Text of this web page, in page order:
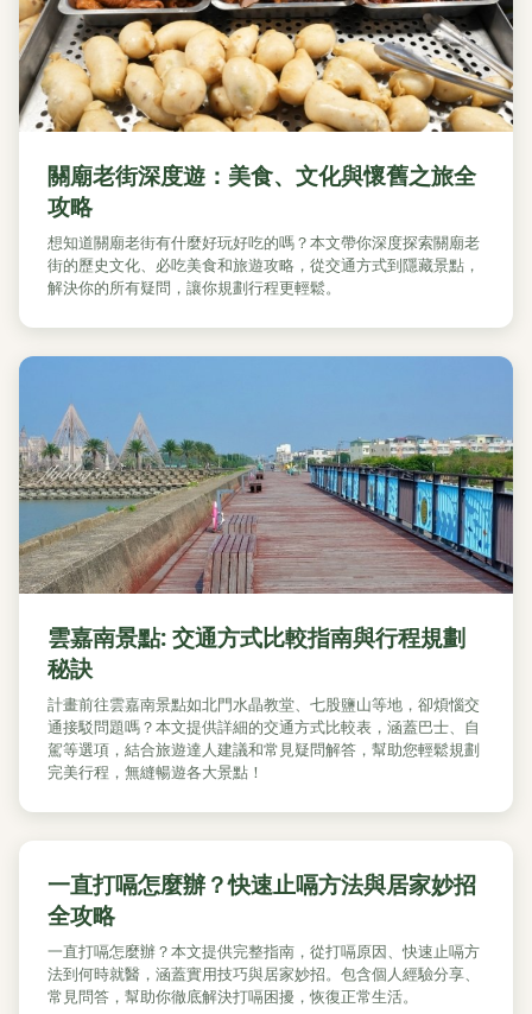
關廟老街深度遊：美食、文化與懷舊之旅全
攻略
想知道關廟老街有什麼好玩好吃的嗎？本文帶你深度探索關廟老
街的歷史文化、必吃美食和旅遊攻略，從交通方式到隱藏景點，
解決你的所有疑問，讓你規劃行程更輕鬆。
雲嘉南景點: 交通方式比較指南與行程規劃
秘訣
計畫前往雲嘉南景點如北門水晶教堂、七股鹽山等地，卻煩惱交
通接駁問題嗎？本文提供詳細的交通方式比較表，涵蓋巴士、自
駕等選項，結合旅遊達人建議和常見疑問解答，幫助您輕鬆規劃
完美行程，無縫暢遊各大景點！
一直打嗝怎麼辦？快速止嗝方法與居家妙招
全攻略
一直打嗝怎麼辦？本文提供完整指南，從打嗝原因、快速止嗝方
法到何時就醫，涵蓋實用技巧與居家妙招。包含個人經驗分享、
常見問答，幫助你徹底解決打嗝困擾，恢復正常生活。